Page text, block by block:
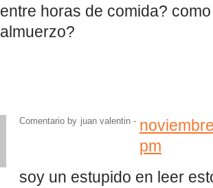
entre horas de comida?
almuerzo?
Comentario by juan valentin -
pm
soy un estupido en leer